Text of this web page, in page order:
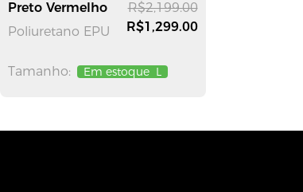
Preto Vermelho
Poliuretano EPU
R$2,199.00
R$1,299.00
Tamanho: Em estoque L